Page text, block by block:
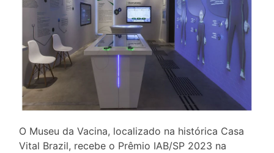
O Museu da Vacina, localizado na histórica Casa
Vital Brazil, recebe o Prêmio IAB/SP 2023 na